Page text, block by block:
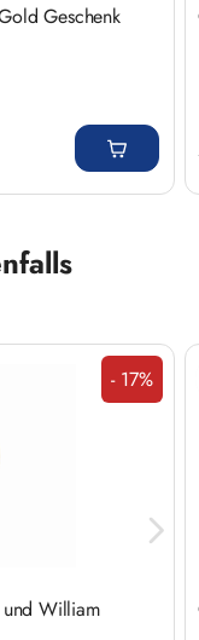
Geschenk
Rabatt
- 17%
und William